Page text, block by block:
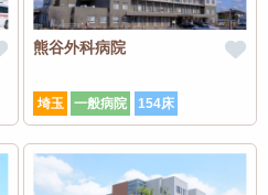
熊谷外科病院
埼玉 一般病院 154床